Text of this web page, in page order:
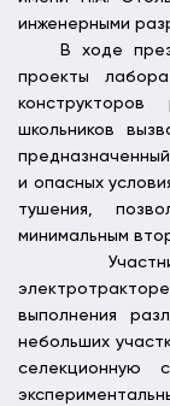
инженерными
В ходе
проекты
школьников
и опасных
тушения,
минимальным
выполнения
небольших
селекционную